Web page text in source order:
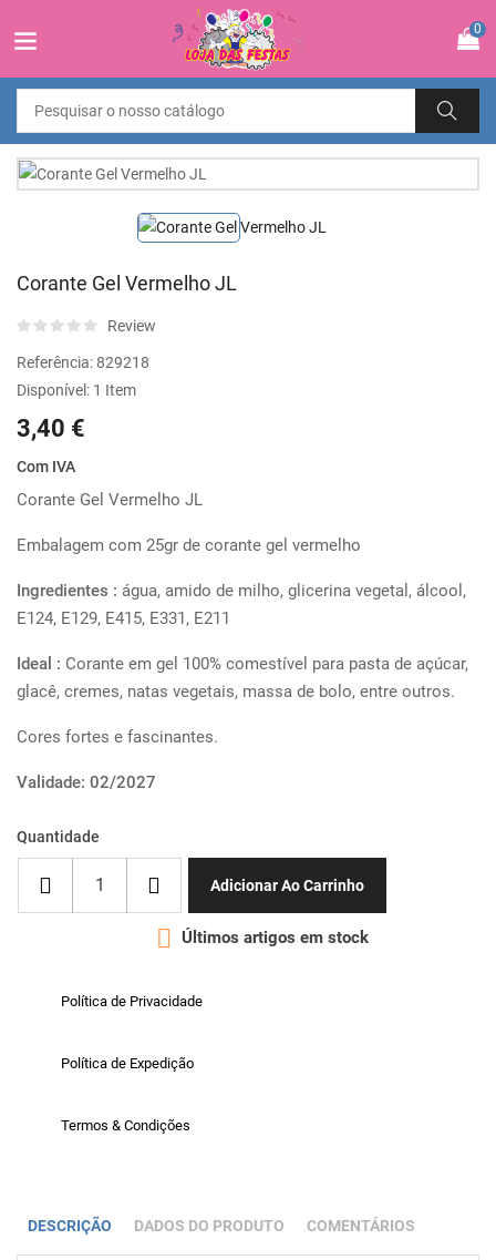
0
Corante Gel Vermelho JL
Review
Referência:829218
Disponível: 1 Item
3,40 €
Com IVA
Corante Gel Vermelho JL
Embalagem com 25gr de corante gel vermelho
Ingredientes : água, amido de milho, glicerina vegetal, álcool,
E124, E129, E415, E331, E211
Ideal : Corante em gel 100% comestível para pasta de açúcar,
glacê, cremes, natas vegetais, massa de bolo, entre outros.
Cores fortes e fascinantes.
Validade: 02/2027
Quantidade
Adicionar Ao Carrinho
 Últimos artigos em stock
Política de Privacidade
Política de Expedição
Termos & Condições
DESCRIÇÃO DADOS DO PRODUTO COMENTÁRIOS